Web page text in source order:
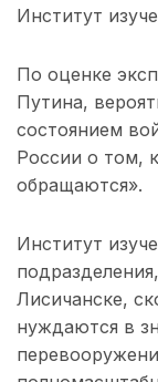
Институт
По оценке
Путина,
состоянием
России о том,
обращаются».
Институт
Лисичанске,
нуждаются в